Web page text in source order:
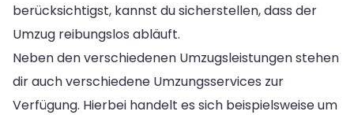
berücksichtigst, kannst du sicherstellen, dass der
Umzug reibungslos abläuft.
Neben den verschiedenen Umzugsleistungen stehen
dir auch verschiedene Umzungsservices zur
Verfügung. Hierbei handelt es sich beispielsweise um